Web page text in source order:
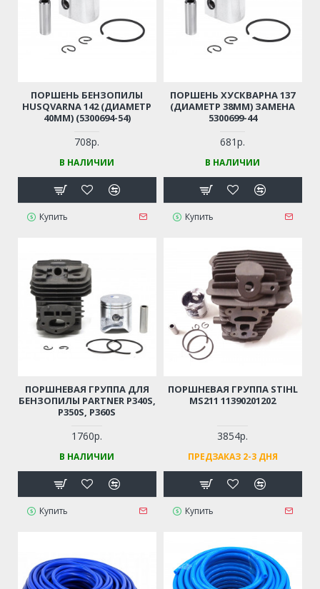
ПОРШЕНЬ БЕНЗОПИЛЫ
HUSQVARNA 142 (ДИАМЕТР
40ММ) (5300694-54)
708р.
В НАЛИЧИИ
Купить
ПОРШЕНЬ ХУСКВАРНА 137
(ДИАМЕТР 38ММ) ЗАМЕНА
5300699-44
681р.
В НАЛИЧИИ
Купить
ПОРШНЕВАЯ ГРУППА ДЛЯ
БЕНЗОПИЛЫ PARTNER P340S,
P350S, P360S
1760р.
В НАЛИЧИИ
Купить
ПОРШНЕВАЯ ГРУППА STIHL
MS211 11390201202
3854р.
ПРЕДЗАКАЗ 2-3 ДНЯ
Купить